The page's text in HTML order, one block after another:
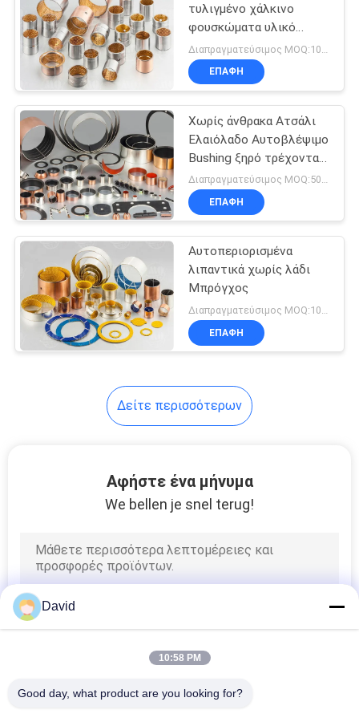
τυλιγμένο χάλκινο
φουσκώματα υλικό
φουσκώματος γραφίτη
υψηλής ποιότητας
ΕΠΑΦΉ
Χωρίς άνθρακα Ατσάλι
Ελαιόλαδο Αυτοβλέψιμο
Bushing ξηρό τρέχοντας
Bushing αντοχή στην
φθορά
Διαπραγματεύσιμος MOQ:50 σύνολα
ΕΠΑΦΉ
Αυτοπεριορισμένα
λιπαντικά χωρίς λάδι
Μπρόγχος
Διαπραγματεύσιμος MOQ:100 PC
ΕΠΑΦΉ
Δείτε περισσότερων
Αφήστε ένα μήνυμα
We bellen je snel terug!
David
10:58 PM
Good day, what product are you looking for?